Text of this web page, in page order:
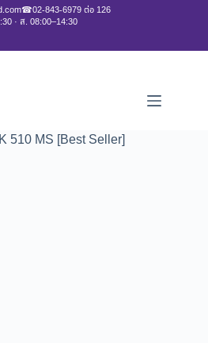
☎02-843-6979 ต่อ 126
· ส. 08:00–14:30